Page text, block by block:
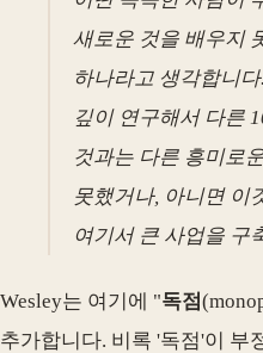
새로운 것을 배우지
하나라고 생각합니
깊이 연구해서 다른
것과는 다른 흥미로
못했거나, 아니면 이
여기서 큰 사업을 구
Wesley는 여기에 "독점
추가합니다. 비록 '독점'이 부